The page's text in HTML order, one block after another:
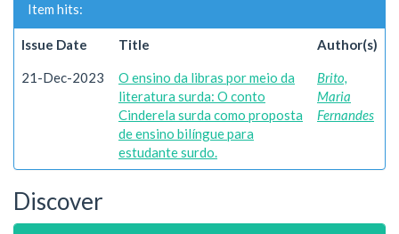
Item hits:
Issue Date Title Author(s)
21-Dec-2023
O ensino da libras por meio da
literatura surda: O conto
Cinderela surda como proposta
de ensino bilíngue para
estudante surdo.
Brito,
Maria
Fernandes
Discover